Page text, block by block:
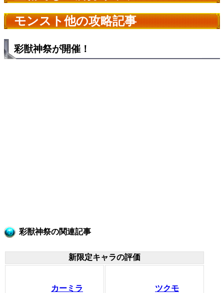
モンスト他の攻略記事
彩獣神祭が開催！
彩獣神祭の関連記事
新限定キャラの評価
カーミラ
ツクモ